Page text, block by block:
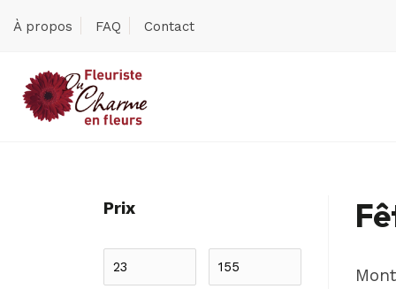
À propos FAQ Contact
Prix